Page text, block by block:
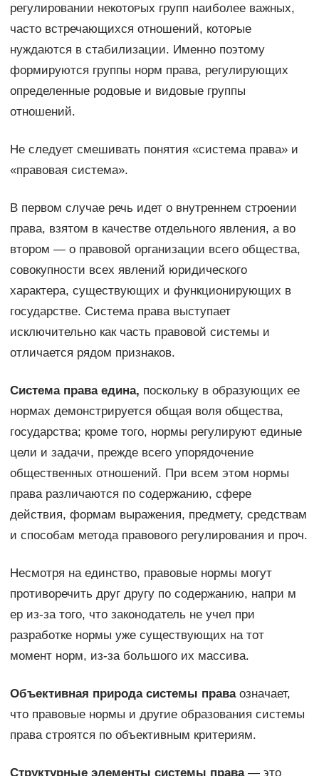
регулировании некᴏᴛᴏᴩых групп наиболее важных,
часто встречающихся отношений, кᴏᴛᴏᴩые
нуждаются в стабилизации. Именно по϶ᴛᴏму
формируются группы норм права, регулирующих
определенные родовые и видовые группы
отношений.
Не следует смешивать понятия «система права» и
«правовая система».
В первом случае речь идет о внутреннем строении
права, взятом в качестве отдельного явления, а во
втором — о правовой организации всего общества,
совокупности всех явлений юридического
характера, существующих и функционирующих в
государстве. Система права выступает
исключительно как часть правовой системы и
отличается рядом признаков.
Система права едина, поскольку в образующих ее
нормах демонстрируется общая воля общества,
государства; кроме того, нормы регулируют единые
цели и задачи, прежде всего упорядочение
общественных отношений. При всем этом нормы
права различаются по содержанию, сфере
действия, формам выражения, предмету, средствам
и способам метода правового регулирования и проч.
Несмотря на единство, правовые нормы могут
противоречить друг другу по содержанию, напри м
ер из-за того, что законодатель не учел при
разработке нормы уже существующих на тот
момент норм, из-за большого их массива.
Объективная природа системы праваозначает,
что правовые нормы и другие образования системы
права строятся по объективным критериям.
Структурные элементы системы права— ϶ᴛᴏ